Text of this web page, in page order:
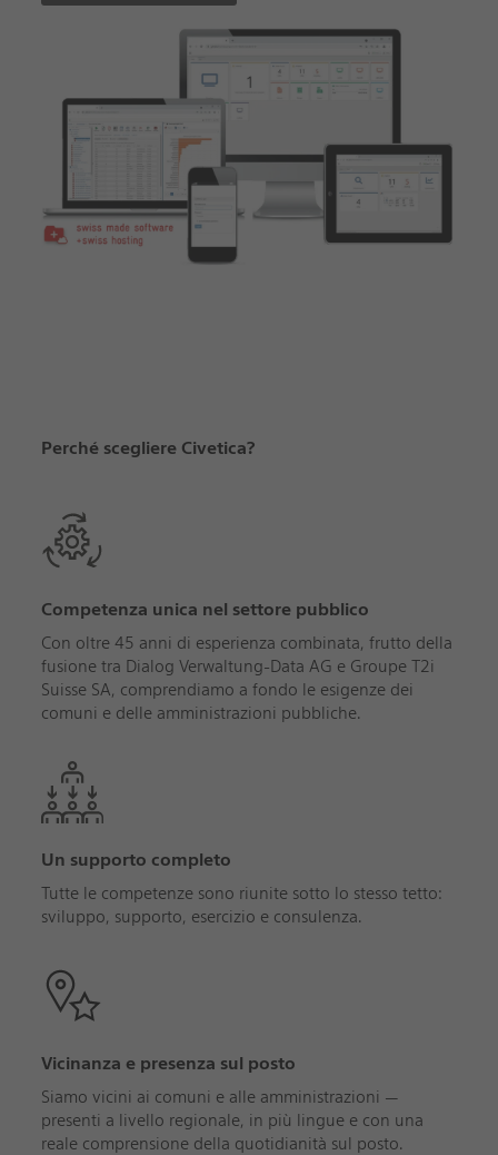
Perché scegliere Civetica?
Competenza unica nel settore pubblico
Con oltre 45 anni di esperienza combinata, frutto della
fusione tra Dialog Verwaltung-Data AG e Groupe T2i
Suisse SA, comprendiamo a fondo le esigenze dei
comuni e delle amministrazioni pubbliche.
Un supporto completo
Tutte le competenze sono riunite sotto lo stesso tetto:
sviluppo, supporto, esercizio e consulenza.
Vicinanza e presenza sul posto
Siamo vicini ai comuni e alle amministrazioni —
presenti a livello regionale, in più lingue e con una
reale comprensione della quotidianità sul posto.